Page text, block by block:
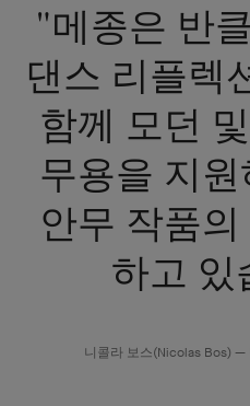
"메종은 반
댄스 리플렉
함께 모던
무용을 지
안무 작품
하고 있
니콜라 보스(Nicolas Bos) —